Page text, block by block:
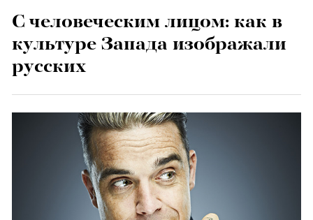
С человеческим лицом: как в
культуре Запада изображали
русских